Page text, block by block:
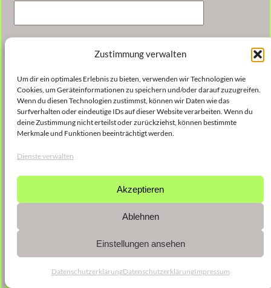
Zustimmung verwalten
Um dir ein optimales Erlebnis zu bieten, verwenden wir Technologien wie
Cookies, um Geräteinformationen zu speichern und/oder darauf zuzugreifen.
Wenn du diesen Technologien zustimmst, können wir Daten wie das
Surfverhalten oder eindeutige IDs auf dieser Website verarbeiten. Wenn du
deine Zustimmung nicht erteilst oder zurückziehst, können bestimmte
Merkmale und Funktionen beeinträchtigt werden.
Dienste verwalten
Akzeptieren
Ablehnen
Einstellungen ansehen
DatenschutzerklärungDatenschutzerklärungImpressum
E-Mail-Adresse: